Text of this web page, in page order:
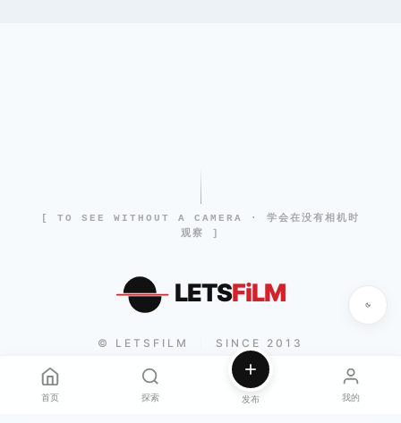
[ TO SEE WITHOUT A CAMERA · 学会在没有相机时
观察 ]
LETSFiLM
© LETSFILM SINCE 2013
首页 探索 发布 我的